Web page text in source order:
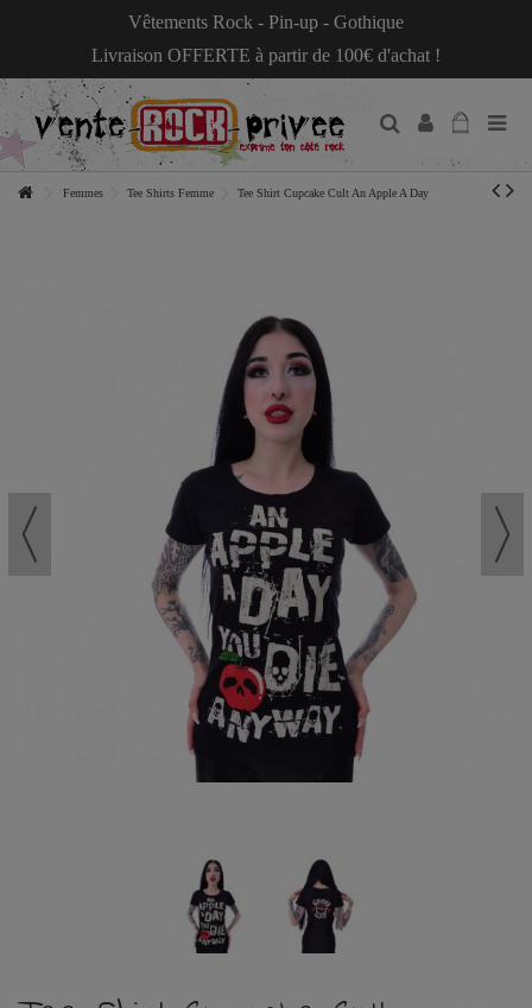
Vêtements Rock - Pin-up - Gothique
Livraison OFFERTE à partir de 100€ d'achat !
Femmes Tee Shirts Femme Tee Shirt Cupcake Cult An Apple A Day